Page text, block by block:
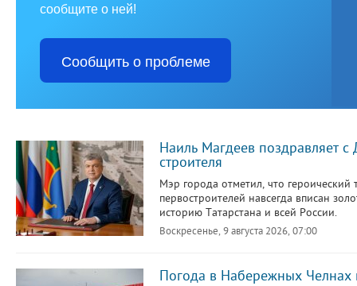
сообщите о ней!
Сообщить о проблеме
Наиль Магдеев поздравляет
строителя
Мэр города отметил, что героический
первостроителей навсегда вписан
историю Татарстана и всей России.
Воскресенье, 9 августа 2026, 07:00
Погода в Набережных Челнах